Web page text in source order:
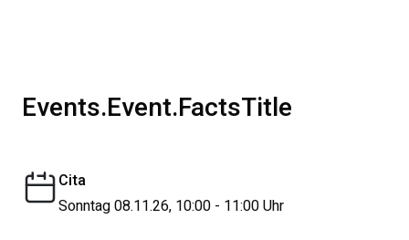
Events.Event.FactsTitle
Cita
Sonntag 08.11.26, 10:00 - 11:00 Uhr